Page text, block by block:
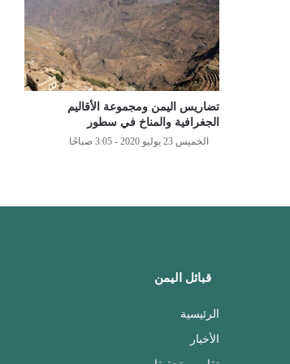
تضاريس اليمن ومجموعة الأقاليم
الجغرافية والمناخ في سطور
الخميس 23 يوليو 2020 - 3:05 صباحًا
قبائل اليمن
الرئيسية
الأخبار